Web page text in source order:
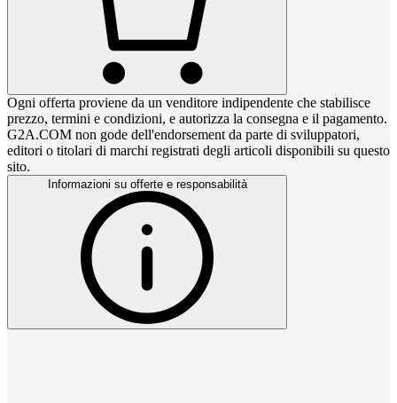
Ogni offerta proviene da un venditore indipendente che stabilisce
prezzo, termini e condizioni, e autorizza la consegna e il pagamento.
G2A.COM non gode dell'endorsement da parte di sviluppatori,
editori o titolari di marchi registrati degli articoli disponibili su questo
sito.
Informazioni su offerte e responsabilità